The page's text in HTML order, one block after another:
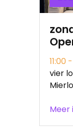
11:00
vier
Mierlo
Meer